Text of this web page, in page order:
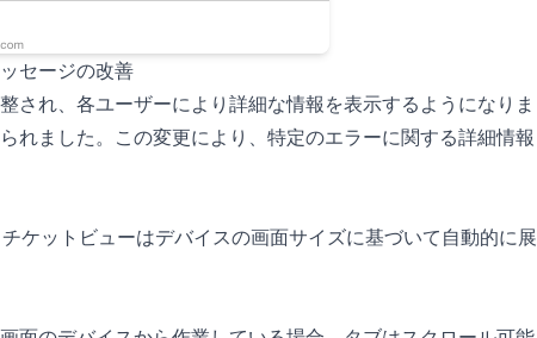
セージの改善
され、各ユーザーにより詳細な情報を表示するようになりま
れました。この変更により、特定のエラーに関する詳細情報
ケットビューはデバイスの画面サイズに基づいて自動的に展